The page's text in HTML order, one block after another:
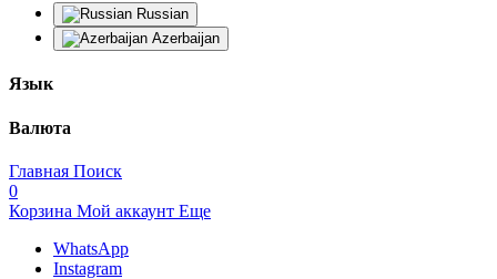
Russian
Azerbaijan
Язык
Валюта
Главная Поиск
0
Корзина Мой аккаунт Еще
WhatsApp
Instagram